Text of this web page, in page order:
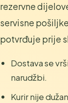
rezervne
servisne
potvrđuje prije
Dostava se
narudžbi.
Kurir nije